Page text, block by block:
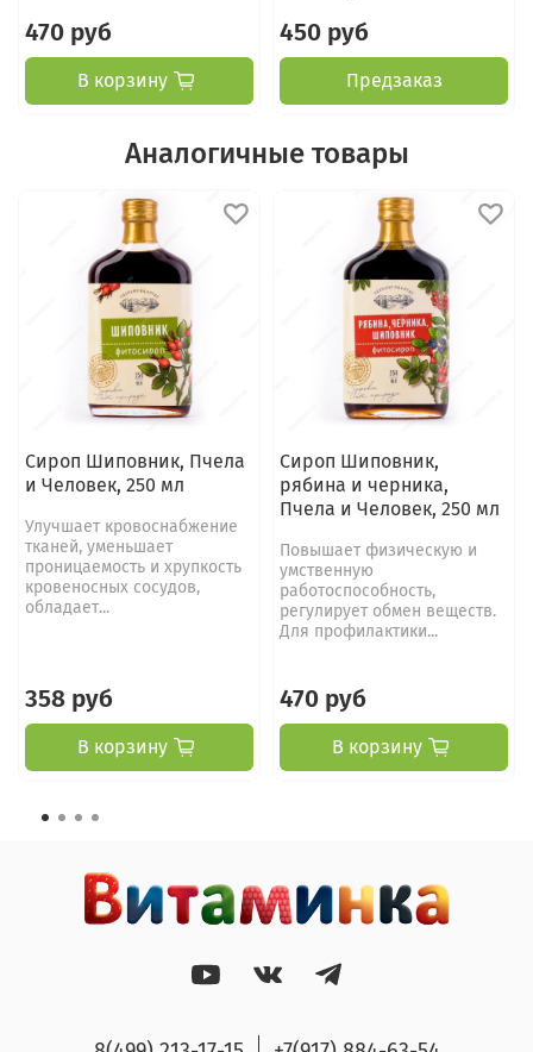
470 руб
В корзину
450 руб
Предзаказ
Аналогичные товары
Сироп Шиповник, Пчела
и Человек, 250 мл
Улучшает кровоснабжение
тканей, уменьшает
проницаемость и хрупкость
кровеносных сосудов,
обладает...
358 руб
В корзину
Сироп Шиповник,
рябина и черника,
Пчела и Человек, 250 мл
Повышает физическую и
умственную
работоспособность,
регулирует обмен веществ.
Для профилактики...
470 руб
В корзину